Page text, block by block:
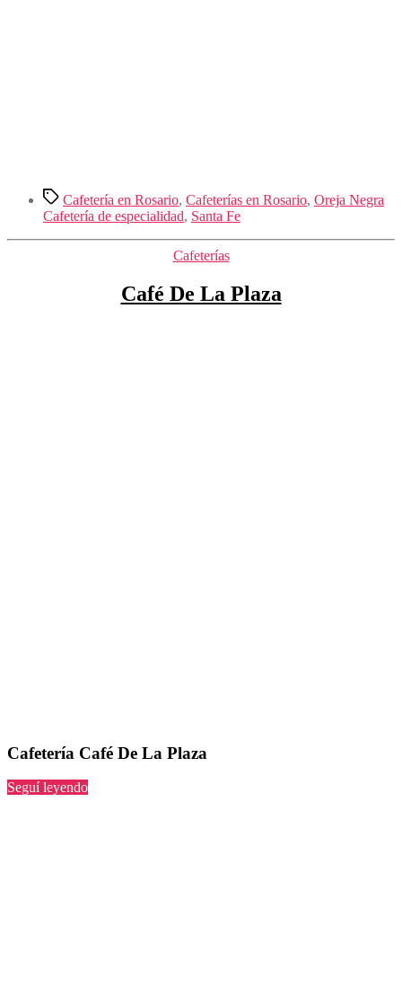
Etiquetas
Cafetería en Rosario, Cafeterías en Rosario, Oreja Negra
Cafetería de especialidad, Santa Fe
Categorías
Cafeterías
Café De La Plaza
Cafetería Café De La Plaza
Seguí leyendo“Café